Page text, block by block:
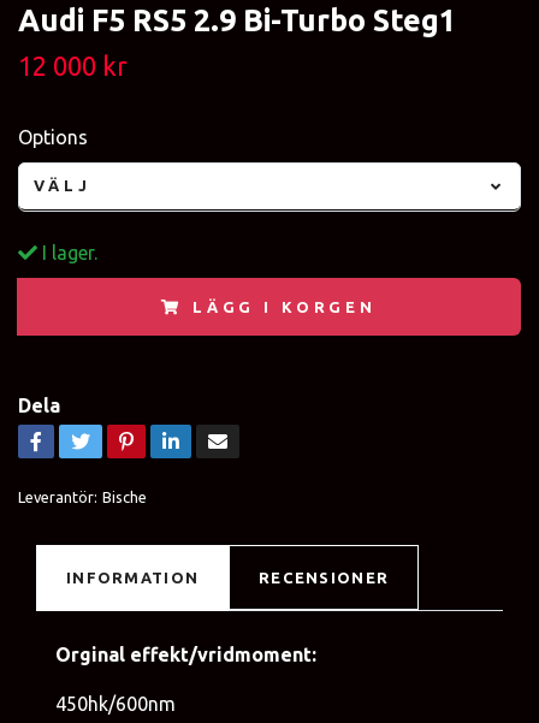
Audi F5 RS5 2.9 Bi-Turbo Steg1
12 000 kr
Options
VÄLJ
I lager.
LÄGG I KORGEN
Dela
Leverantör: Bische
INFORMATION RECENSIONER
Orginal effekt/vridmoment:
450hk/600nm